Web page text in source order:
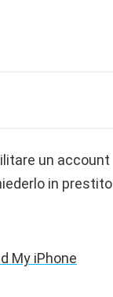
un account
in prestito
My iPhone